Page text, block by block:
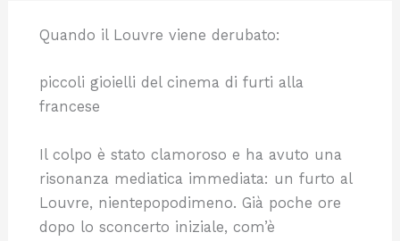
Quando il Louvre viene derubato:
piccoli gioielli del cinema di furti alla
francese
Il colpo è stato clamoroso e ha avuto una
risonanza mediatica immediata: un furto al
Louvre, nientepopodimeno. Già poche ore
dopo lo sconcerto iniziale, com’è